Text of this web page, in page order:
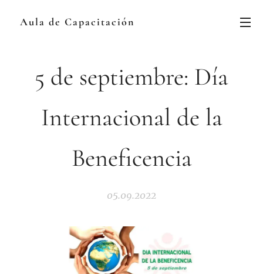
Aula de Capacitación
5 de septiembre: Día
Internacional de la
Beneficencia
05.09.2022